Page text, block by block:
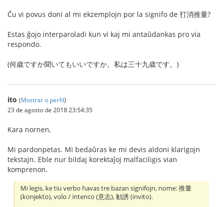
Ĉu vi povus doni al mi ekzemplojn por la signifo de 打消推量?
Estas ĝojo interparoladi kun vi kaj mi antaŭdankas pro via
respondo.
(何歳ですか聞いてもいいですか。私は三十九歳です。)
ito (Mostrar o perfil)
23 de agosto de 2018 23:54:35
Kara nornen,
Mi pardonpetas. Mi bedaŭras ke mi devis aldoni klarigojn
tekstajn. Eble nur bildaj korektaĵoj malfaciligis vian
komprenon.
Mi legis, ke tiu verbo havas tre bazan signifojn, nome: 推量
(konjekto), volo / intenco (意志), 勧誘 (invito).